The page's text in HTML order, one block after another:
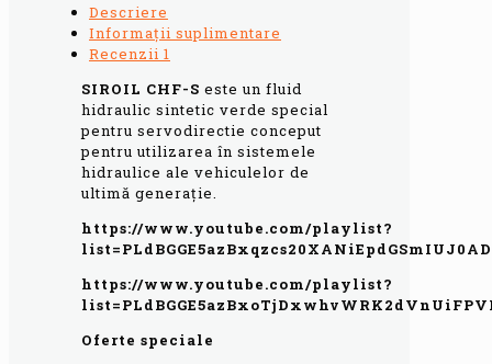
Descriere
Informații suplimentare
Recenzii 1
SIROIL CHF-S este un fluid
hidraulic sintetic verde special
pentru servodirectie conceput
pentru utilizarea în sistemele
hidraulice ale vehiculelor de
ultimă generație.
https://www.youtube.com/playlist?
list=PLdBGGE5azBxqzcs20XANiEpdGSmIUJ0AD
https://www.youtube.com/playlist?
Oferte speciale